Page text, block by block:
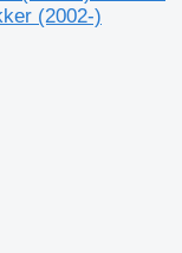
(2002-)